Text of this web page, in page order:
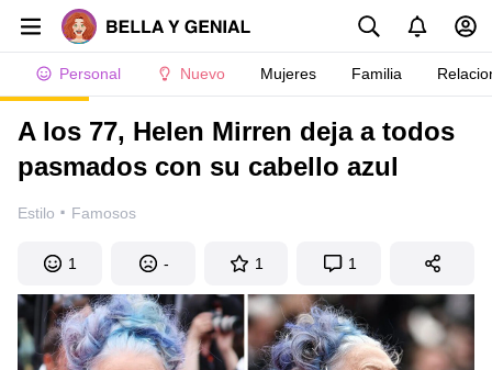
Personal Nuevo Mujeres Familia
A los 77, Helen Mirren deja a todos
pasmados con su cabello azul
Estilo · Famosos
1 - 1 1